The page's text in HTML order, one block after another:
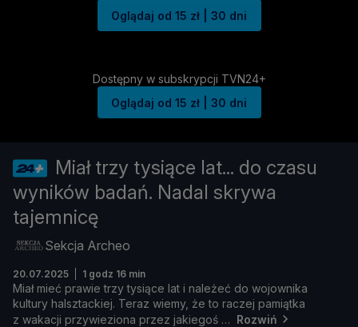
Oglądaj od 15 zł | 30 dni
Dostępny w subskrypcji TVN24+
Oglądaj od 15 zł | 30 dni
Miał trzy tysiące lat... do czasu
wyników badań. Nadal skrywa
tajemnicę
Sekcja Archeo
20.07.2025 1 godz 16 min
Miałmieć prawietrzytysiące lat i należeć do wojownika
kultury halsztackiej. Teraz wiemy, żeto raczej pamiątka
z wakacji przywieziona przez jakiegoś Rozwiń